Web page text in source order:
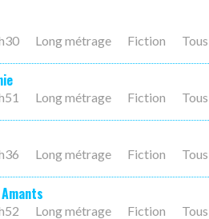
Long métrage Fiction
Long métrage Fiction
Long métrage Fiction
Long métrage Fiction